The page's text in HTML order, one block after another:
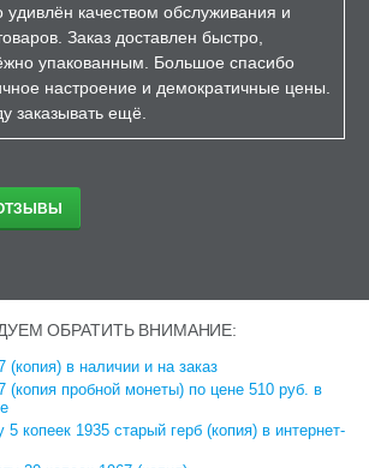
удивлён качеством обслуживания и
Заказ доставлен быстро,
упакованным. Большое спасибо
настроение и демократичные цены.
заказывать ещё.
ОБРАТИТЬ ВНИМАНИЕ:
(копия) в наличии и на заказ
(копия пробной монеты) по цене 510 руб. в
5 копеек 1935 старый герб (копия) в интернет-